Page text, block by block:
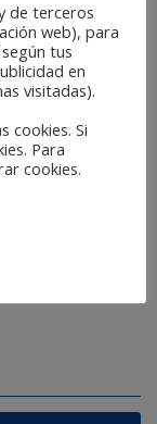
de terceros
web), para
tus
en
visitadas).
cookies. Si
Para
cookies.